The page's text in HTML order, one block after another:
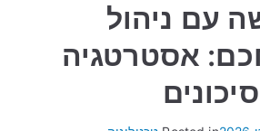
עם ניהול
אסטרטגיה